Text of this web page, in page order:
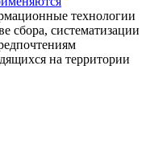
технологии
сбора, систематизации
на территории